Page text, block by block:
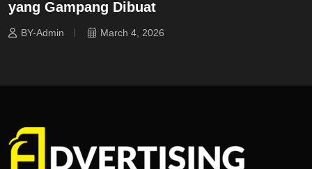
yang Gampang Dibuat
BY-Admin March 4, 2026